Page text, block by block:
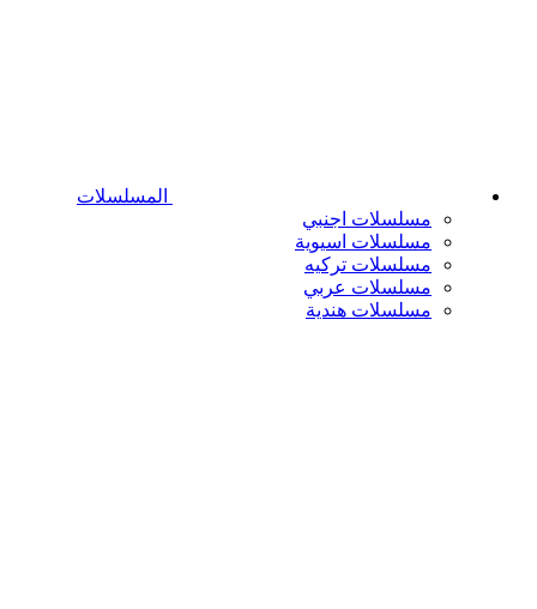
المسلسلات
مسلسلات اجنبي
مسلسلات اسيوية
مسلسلات تركيه
مسلسلات عربي
مسلسلات هندية